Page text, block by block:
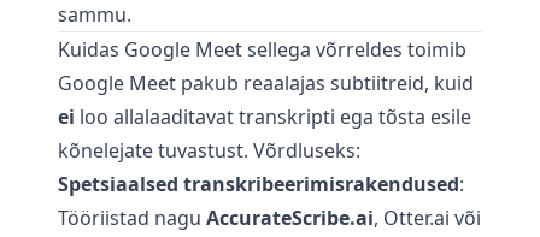
sammu.
Kuidas Google Meet sellega võrreldes toimib
Google Meet pakub reaalajas subtiitreid, kuid
ei loo allalaaditavat transkripti ega tõsta esile
kõnelejate tuvastust. Võrdluseks:
Spetsiaalsed transkribeerimisrakendused:
Tööriistad nagu AccurateScribe.ai, Otter.ai või